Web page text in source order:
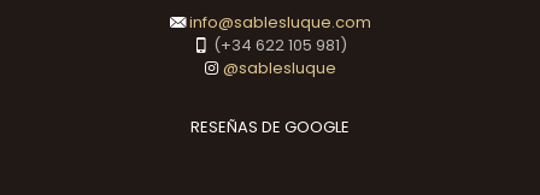
info@sablesluque.com
(+34 622 105 981)
@sablesluque
RESEÑAS DE GOOGLE